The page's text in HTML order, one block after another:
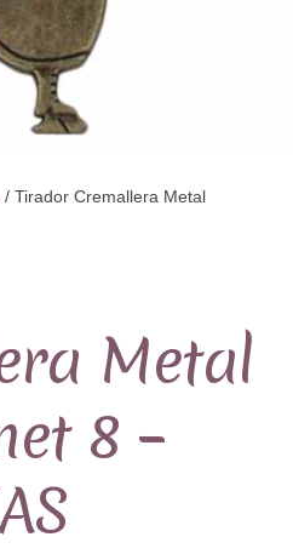
/ Tirador Cremallera Metal
Metal
8 –